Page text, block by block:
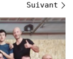
Suivant